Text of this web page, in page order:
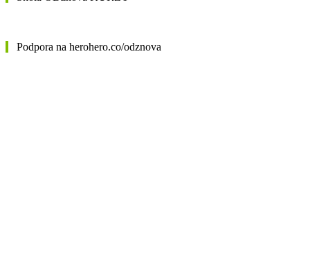
Podpora na herohero.co/odznova